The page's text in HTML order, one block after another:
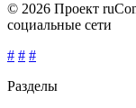
© 2026 Проект
социальные сети
# # #
Разделы